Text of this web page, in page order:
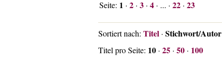
Seite: 1 · 2 · 3 · 4 · ... · 22 · 23
Sortiert nach: Titel · Stichwort/Autor
Titel pro Seite: 10 · 25 · 50 · 100